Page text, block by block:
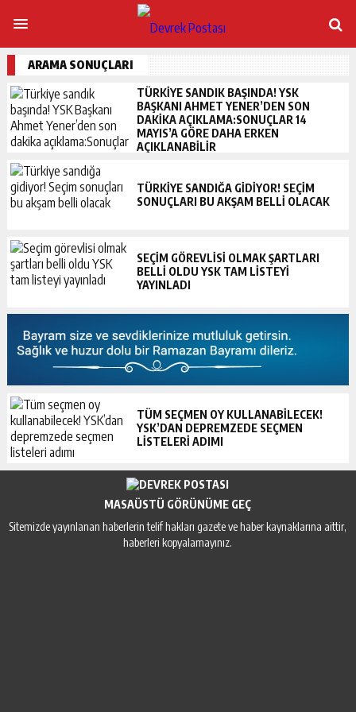
ARAMA SONUÇLARI
TÜRKIYE SANDIK BAŞINDA! YSK
BAŞKANI AHMET YENER’DEN SON
DAKIKA AÇIKLAMA:SONUÇLAR 14
MAYIS’A GÖRE DAHA ERKEN
AÇIKLANABILIR
TÜRKIYE SANDIĞA GIDIYOR! SEÇIM
SONUÇLARI BU AKŞAM BELLI OLACAK
SEÇIM GÖREVLISI OLMAK ŞARTLARI
BELLI OLDU YSK TAM LISTEYI
YAYINLADI
TÜM SEÇMEN OY KULLANABILECEK!
YSK’DAN DEPREMZEDE SEÇMEN
LISTELERI ADIMI
MASAÜSTÜ GÖRÜNÜME GEÇ
Sitemizde yayınlanan haberlerin telif hakları gazete ve haber kaynaklarına aittir,
haberleri kopyalamayınız.